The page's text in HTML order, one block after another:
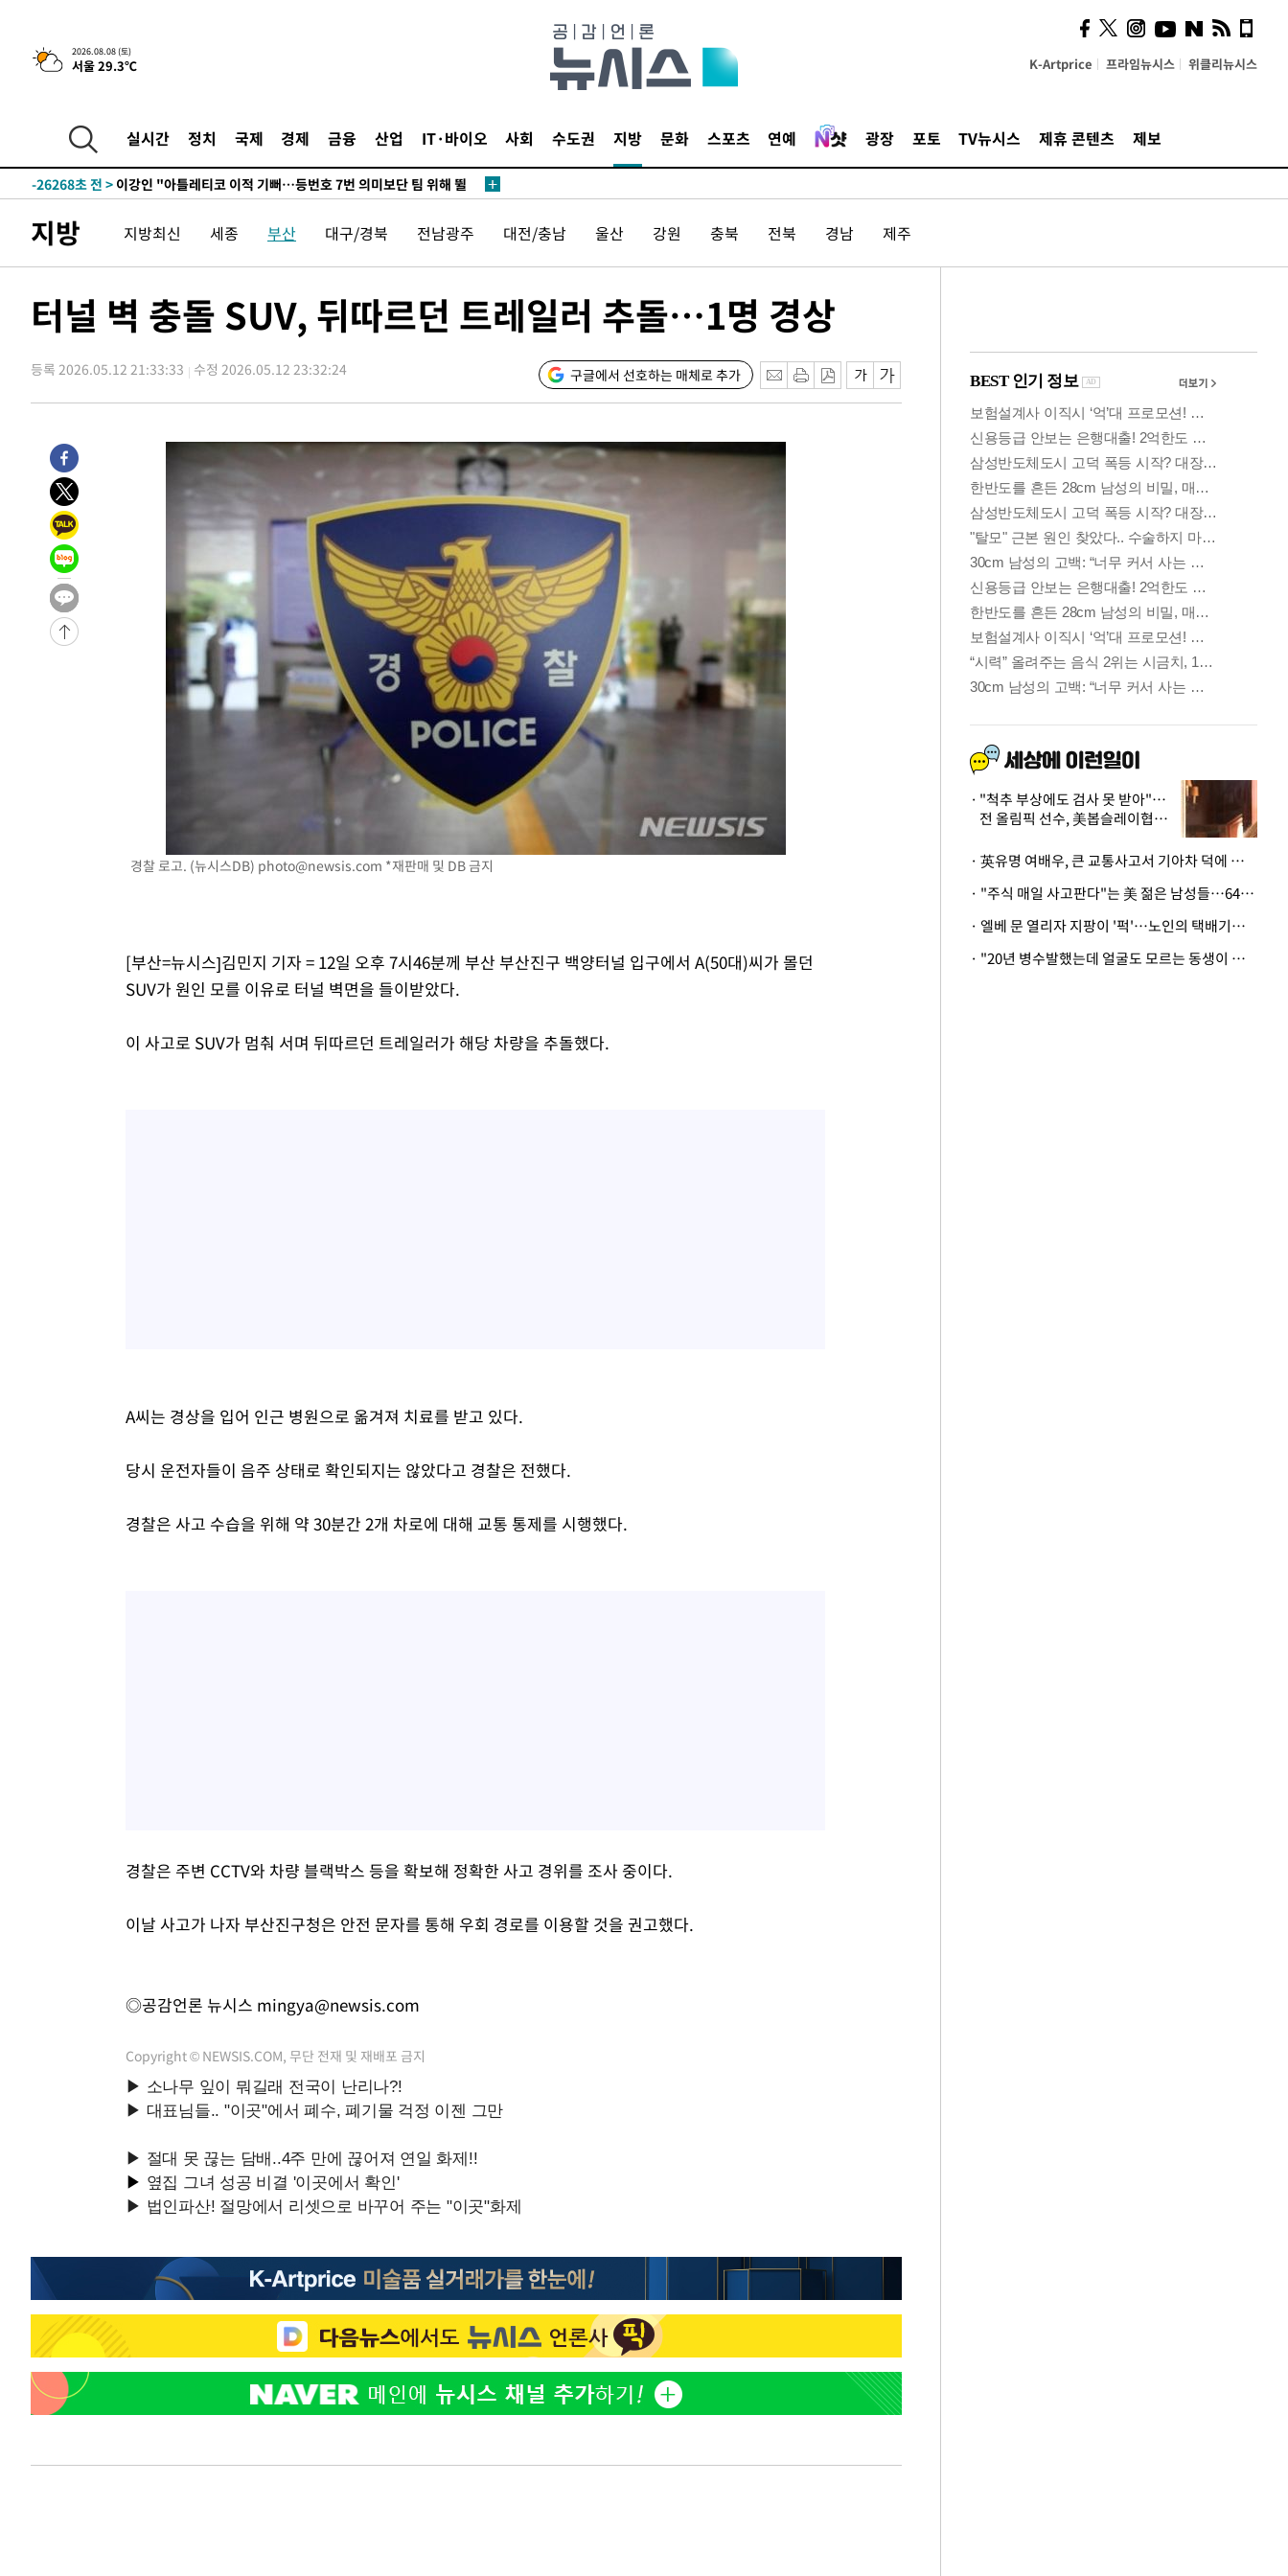
2026.08.08 (토)
서울 29.3℃ K-Artprice 프라임뉴시스 위클리뉴시스
실시간 정치 국제 경제 금융 산업 IT·바이오 사회 수도권 지방 문화 스포츠 연예 광장 포토 TV뉴시스 제휴 콘텐츠 제보
6시간 전 >[속보]뉴욕증시 상승 마감…S&P 0.6% 나스닥 1.3%↑
한민수·김용 순
-27452초 전 >
[속보]김민석, 與 전대 당원투표 누적 득표율 45.42%로 1위… 정
청래 44.56%
-26734초 전 >
42.08%·宋 10.17%
-26268초 전 > 이강인 "아틀레티코 이적 기뻐…등번호 7번 의미보단 팀 위해 뛸
-19977초 전 >
낮 최고 35도 '무더위'…동해안 시간당 30㎜ '강한 비'[내일날씨]
-19247초 전 >[속보]이강인 "감독님이 원하는 마음 느꼈고, 많은 트로피 원해 아
-17998초 전 >온열질환 사망자 3명 늘어…누적 환자 3000명 돌파
-8050초 전 >백운산서 80년근 천종산삼 9뿌리 발견…감정가 1.3억원
-5760초 전 >선재도서 해루질 나섰다 실종 60대, 닷새 만에 숨진 채 발견
-2670초 전 >
여수 오동도 해상서 모터보트 전복…1명 사망·1명 실종
18분 전 >
극한폭염 한풀 꺾이지만…'낮 최고 35도' 무더위, 열대야 계속[다음주 날
1시간 전 >
축구협회 "압수수색·성접대 논란 사과…쇄신의 기회로 삼겠다"
1시간 전 >
[속보]'압수수색·성접대 논란' 축구협회 "실망과 걱정 안겨드려 죄송"
4시간 전 >
'최고 37도' 폭염 지속…강원동해안 최대 150㎜ 비
6시간 전 >
[속보]뉴욕증시 상승 마감…S&P 0.6% 나스닥 1.3%↑
-27499초 전 >
[속보]與최고위원 제주·인천 순회경선…박선원·최민희·서미화·
한민수·김용 순
-27452초 전 >
[속보]김민석, 與 전대 당원투표 누적 득표율 45.42%로 1위… 정
[속보]與 대표 경선 제주·인천 당원투표…金 47.75%·鄭
이강인 "아틀레티코 이적 기뻐…등번호 7번 의미보단 팀 위해 뛸
[속보]與 당대표 경선, 제주·인천 권리당원 투표 김민석 승리
낮 최고 35도 '무더위'…동해안 시간당 30㎜ '강한 비'[내일날씨]
[속보]이강인 "감독님이 원하는 마음 느꼈고, 많은 트로피 원해 아
수도권 40도 육박 '펄펄'…동해안 일부 지역엔 호의주의보
온열질환 사망자 3명 늘어…누적 환자 3000명 돌파
강릉에 시간당 81.4㎜ 물폭탄…도로 잠기고 담벼락 붕괴
여수 오동도 해상서 모터보트 전복…1명 사망·1명 실종
극한폭염 한풀 꺾이지만…'낮 최고 35도' 무더위, 열대야 계속[다음주 날
[속보]'압수수색·성접대 논란' 축구협회 "실망과 걱정 안겨드려 죄송"
지방 지방최신 세종 부산 대구/경북 전남광주 대전/충남 울산 강원 충북 전북 경남 제주
터널 벽 충돌 SUV, 뒤따르던 트레일러 추돌…1명 경상
등록 2026.05.12 21:33:33 수정 2026.05.12 23:32:24 구글에서 선호하는 매체로 추가
경찰 로고. (뉴시스DB) photo@newsis.com *재판매 및 DB 금지
[부산=뉴시스]김민지 기자 = 12일 오후 7시46분께 부산 부산진구 백양터널 입구에서 A(50대)씨가 몰던
SUV가 원인 모를 이유로 터널 벽면을 들이받았다.
이 사고로 SUV가 멈춰 서며 뒤따르던 트레일러가 해당 차량을 추돌했다.
A씨는 경상을 입어 인근 병원으로 옮겨져 치료를 받고 있다.
당시 운전자들이 음주 상태로 확인되지는 않았다고 경찰은 전했다.
경찰은 사고 수습을 위해 약 30분간 2개 차로에 대해 교통 통제를 시행했다.
경찰은 주변 CCTV와 차량 블랙박스 등을 확보해 정확한 사고 경위를 조사 중이다.
이날 사고가 나자 부산진구청은 안전 문자를 통해 우회 경로를 이용할 것을 권고했다.
◎공감언론 뉴시스 mingya@newsis.com
Copyright © NEWSIS.COM, 무단 전재 및 재배포 금지
사이 해답 찾았죠"…알을
깨고 나온 '초자아'
"척추 부상에도 검사 못 받아"…
전 올림픽 선수, 美봅슬레이협회
· 英유명 여배우, 큰 교통사고서 기아차 덕에 살았다
· "주식 매일 사고판다"는 美 젊은 남성들…64%가 "나는 인생의 패배자“
· 엘베 문 열리자 지팡이 '퍽'…노인의 택배기사 폭행 이유
· "20년 병수발했는데 얼굴도 모르는 동생이 유산 절반을"…배다른 형제 상속권 있을까